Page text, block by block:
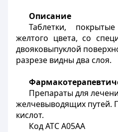
Описание
Таблетки,
желтого цвета, со
двояковыпуклой
разрезе видны два слоя.
Ф
Препараты для
желчевыводящих путей.
кислот.
Код АТС А05АА